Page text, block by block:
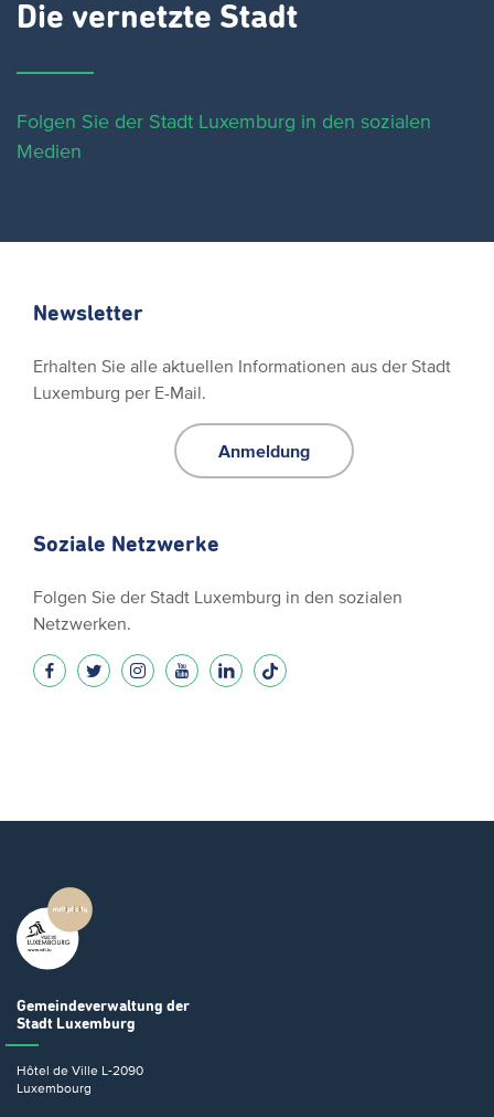
Die vernetzte Stadt
Folgen Sie der Stadt Luxemburg in den sozialen
Medien
Newsletter
Erhalten Sie alle aktuellen Informationen aus der Stadt
Luxemburg per E-Mail.
Anmeldung
Soziale Netzwerke
Folgen Sie der Stadt Luxemburg in den sozialen
Netzwerken.
Gemeindeverwaltung der
Stadt Luxemburg
Hôtel de Ville L-2090
Luxembourg